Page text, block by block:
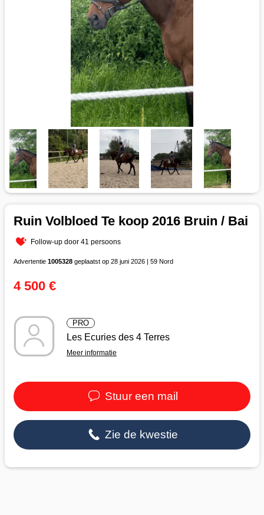
Ruin Volbloed Te koop 2016 Bruin / Bai
Follow-up door 41 persoons
Advertentie 1005328 geplaatst op 28 juni 2026 | 59 Nord
4 500 €
PRO
Les Ecuries des 4 Terres
Meer informatie
Stuur een mail
Zie de kwestie